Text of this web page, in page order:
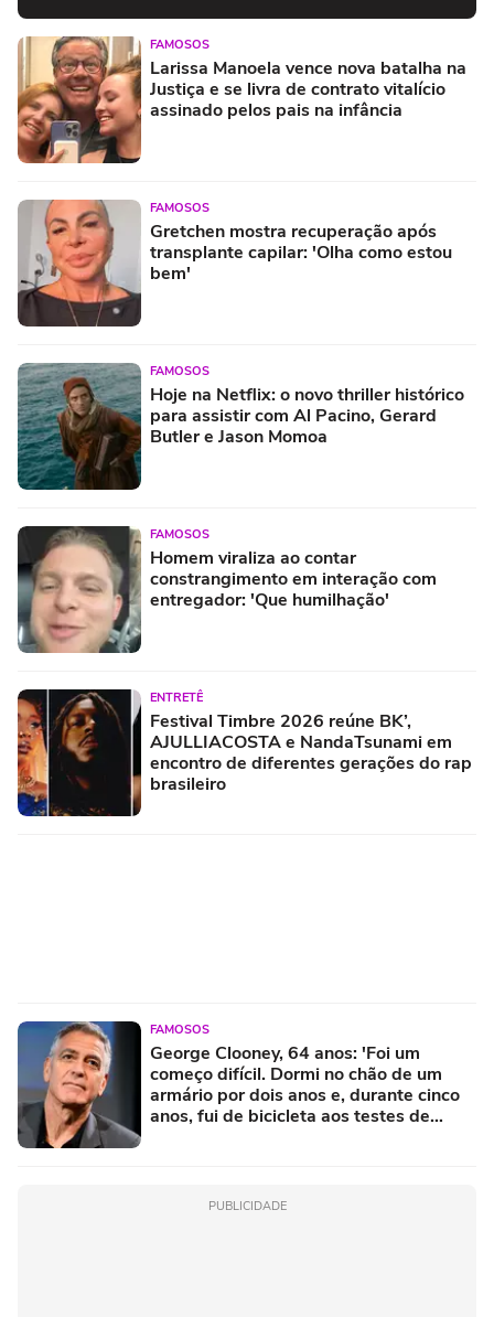
FAMOSOS
Larissa Manoela vence nova batalha na
Justiça e se livra de contrato vitalício
assinado pelos pais na infância
FAMOSOS
Gretchen mostra recuperação após
transplante capilar: 'Olha como estou
bem'
FAMOSOS
Hoje na Netflix: o novo thriller histórico
para assistir com Al Pacino, Gerard
Butler e Jason Momoa
FAMOSOS
Homem viraliza ao contar
constrangimento em interação com
entregador: 'Que humilhação'
ENTRETÊ
Festival Timbre 2026 reúne BK’,
AJULLIACOSTA e NandaTsunami em
encontro de diferentes gerações do rap
brasileiro
FAMOSOS
George Clooney, 64 anos: 'Foi um
começo difícil. Dormi no chão de um
armário por dois anos e, durante cinco
anos, fui de bicicleta aos testes de
PUBLICIDADE